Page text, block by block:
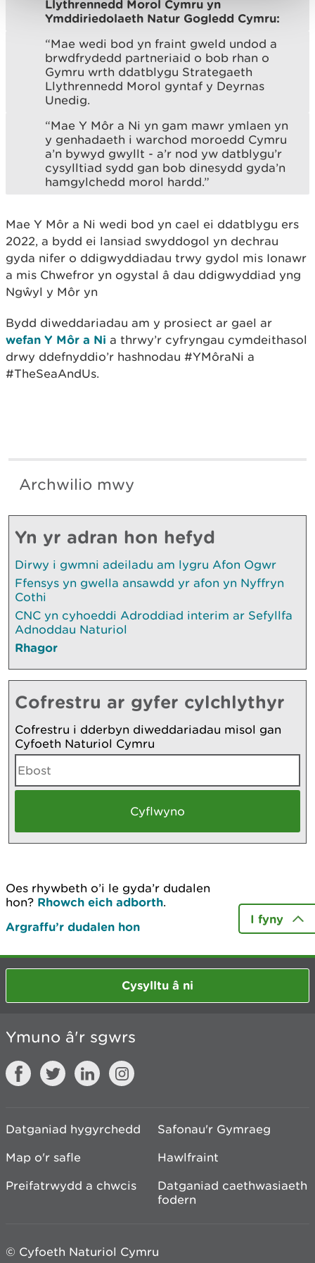
Llythrennedd Morol Cymru yn
Ymddiriedolaeth Natur Gogledd Cymru:
“Mae wedi bod yn fraint gweld undod a
brwdfrydedd partneriaid o bob rhan o
Gymru wrth ddatblygu Strategaeth
Llythrennedd Morol gyntaf y Deyrnas
Unedig.
“Mae Y Môr a Ni yn gam mawr ymlaen yn
y genhadaeth i warchod moroedd Cymru
a’n bywyd gwyllt - a’r nod yw datblygu’r
cysylltiad sydd gan bob dinesydd gyda’n
hamgylchedd morol hardd.”
Mae Y Môr a Ni wedi bod yn cael ei ddatblygu ers
2022, a bydd ei lansiad swyddogol yn dechrau
gyda nifer o ddigwyddiadau trwy gydol mis Ionawr
a mis Chwefror yn ogystal â dau ddigwyddiad yng
Ngŵyl y Môr yn
Bydd diweddariadau am y prosiect ar gael ar
wefan Y Môr a Ni a thrwy’r cyfryngau cymdeithasol
drwy ddefnyddio’r hashnodau #YMôraNi a
#TheSeaAndUs.
Archwilio mwy
Yn yr adran hon hefyd
Dirwy i gwmni adeiladu am lygru Afon Ogwr
Ffensys yn gwella ansawdd yr afon yn Nyffryn
Cothi
CNC yn cyhoeddi Adroddiad interim ar Sefyllfa
Adnoddau Naturiol
Rhagor
Cofrestru ar gyfer cylchlythyr
Cofrestru i dderbyn diweddariadau misol gan
Cyfoeth Naturiol Cymru
Oes rhywbeth o’i le gyda’r dudalen
hon? Rhowch eich adborth.
Argraffu’r dudalen hon
I fyny
Cysylltu â ni
Ymuno â'r sgwrs
Datganiad hygyrchedd
Safonau'r Gymraeg
Map o'r safle
Hawlfraint
Preifatrwydd a chwcis
Datganiad caethwasiaeth
fodern
© Cyfoeth Naturiol Cymru